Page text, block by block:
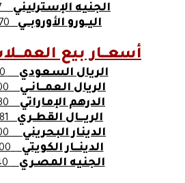
الجنيه الإسترليني 25.87 جنيه
اليــورو الأوروبـــي 23.70 جنيه
أسعـــار بيع
الريال السعودي 05.70 جنيه
الريال العمـــانــي
الدرهم الإماراتي 05.80 جنيه
الريــــال القطــري
الدينار البحريني 49.00 جنيه
الدينـــار الكويتي 60.00 جنيه
الجنيه المصـري 01.40 جنيه